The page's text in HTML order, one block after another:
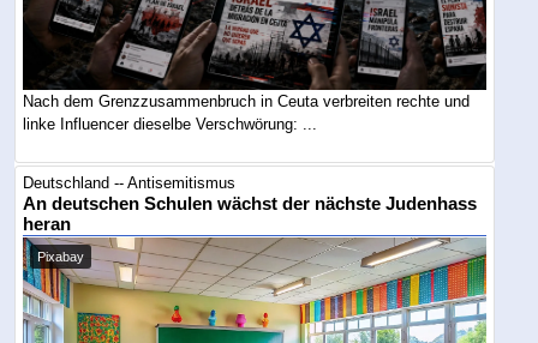
Nach dem Grenzzusammenbruch in Ceuta verbreiten rechte und
linke Influencer dieselbe Verschwörung: ...
Deutschland -- Antisemitismus
An deutschen Schulen wächst der nächste Judenhass
heran
Pixabay